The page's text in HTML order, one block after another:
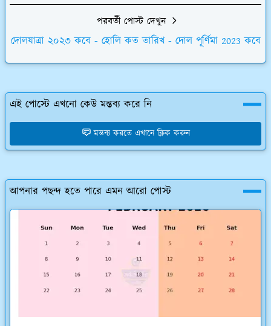
পরবর্তী পোস্ট দেখুন
দোলযাত্রা ২০২৩ কবে - হোলি কত তারিখ - দোল পূর্ণিমা 2023 কবে
এই পোস্টে এখনো কেউ মন্তব্য করে নি
মন্তব্য করতে এখানে ক্লিক করুন
আপনার পছন্দ হতে পারে এমন আরো পোস্ট